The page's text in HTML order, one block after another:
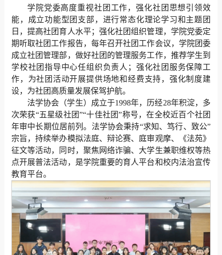
学院党委高度重视社团工作，强化社团思想引领效
能，成立功能型团支部，进行常态化理论学习和主题团
日，提高社团育人水平；强化社团组织管理，学院党委定
期听取社团工作报告，每年召开社团工作会议，学院团委
成立社团管理部，做好社团的管理服务工作，推荐学生到
学校社团指导中心任组织负责人；强化社团服务保障工
作，为社团活动开展提供场地和经费支持，强化制度建
设，为社团高质量发展保驾护航。
法学协会（学生）成立于1998年，历经28年积淀，多
次荣获“五星级社团”“十佳社团”称号，在全校近百个社团
年审中长期位居前列。法学协会秉持“求知、笃行、致公”
宗旨，持续举办模拟法庭、辩论赛、庭审观摩、《法苑》
征文等活动，同时，聚焦网络诈骗、大学生兼职维权等热
点开展普法活动，是学院重要的育人平台和校内法治宣传
教育平台。